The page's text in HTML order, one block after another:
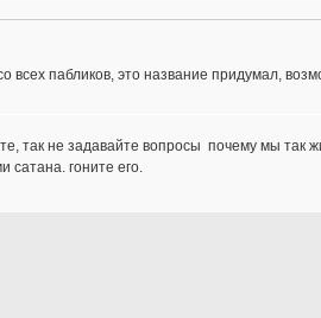
всех пабликов, это название придумал,
так не задавайте вопросы почему мы так
гоните его.